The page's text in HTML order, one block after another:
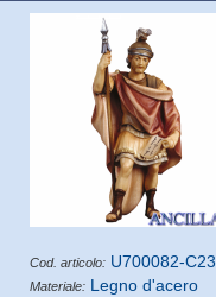
Cod. articolo: U700082-C23
Materiale: Legno d'acero